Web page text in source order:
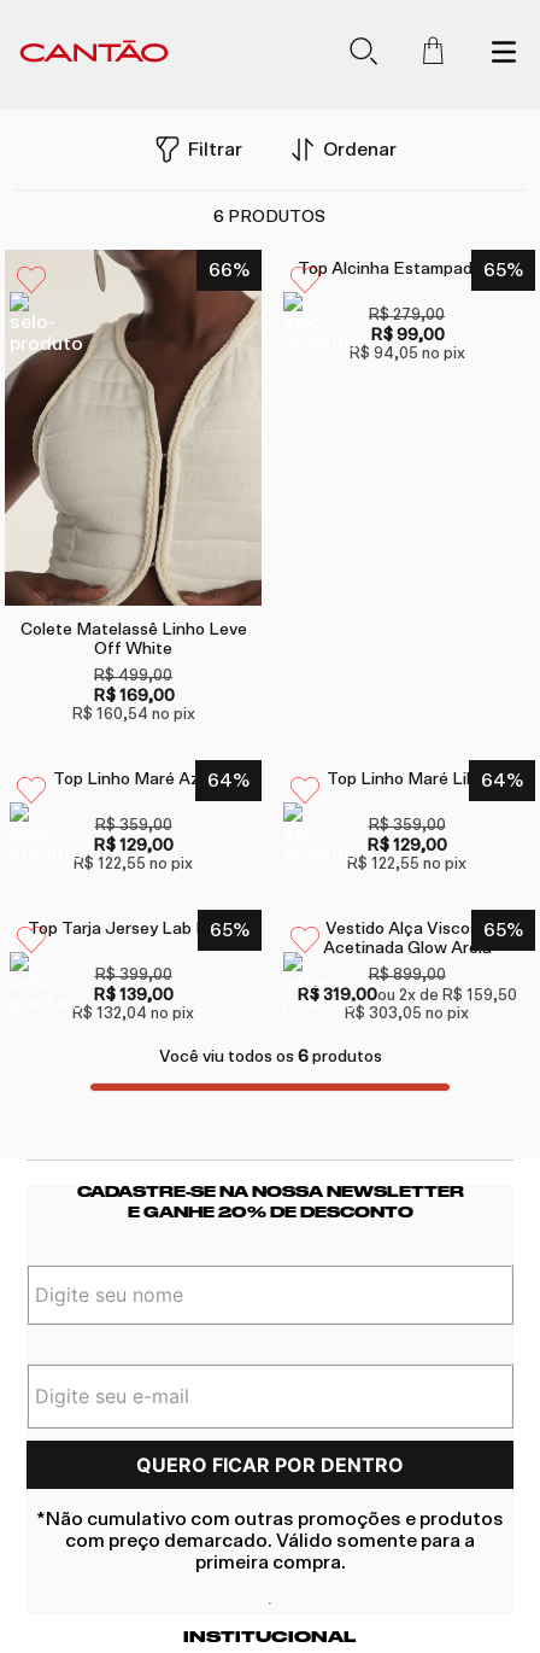
Filtrar Ordenar
6 PRODUTOS
66%
Colete Matelassê Linho Leve
Off White
R$ 499,00
R$ 169,00
R$ 160,54 no pix
65%
Top Alcinha Estampado Voa
R$ 279,00
R$ 99,00
R$ 94,05 no pix
64%
Top Linho Maré Azul
R$ 359,00
R$ 129,00
R$ 122,55 no pix
64%
Top Linho Maré Lilás
R$ 359,00
R$ 129,00
R$ 122,55 no pix
65%
Top Tarja Jersey Lab Preto
R$ 399,00
R$ 139,00
R$ 132,04 no pix
65%
Vestido Alça Viscose
Acetinada Glow Areia
R$ 899,00
R$ 319,00ou 2x de R$ 159,50
R$ 303,05 no pix
Você viu todos os 6produtos
CADASTRE-SE NA NOSSA NEWSLETTER
E GANHE 20% DE DESCONTO
*Não cumulativo com outras promoções e produtos
com preço demarcado. Válido somente para a
primeira compra.
INSTITUCIONAL